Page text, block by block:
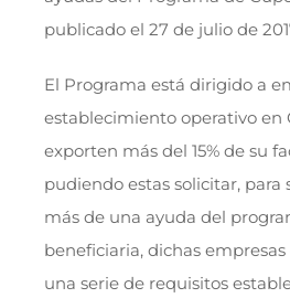
publicado el 27 de julio de
El Programa está dirigido a
establecimiento operativo en
exporten más del 15% de su
pudiendo estas solicitar, para
más de una ayuda del
beneficiaria, dichas
una serie de requisitos